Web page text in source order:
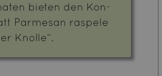
bie­ten den Kon­
Par­me­san ras­pe­le
Knol­le“.